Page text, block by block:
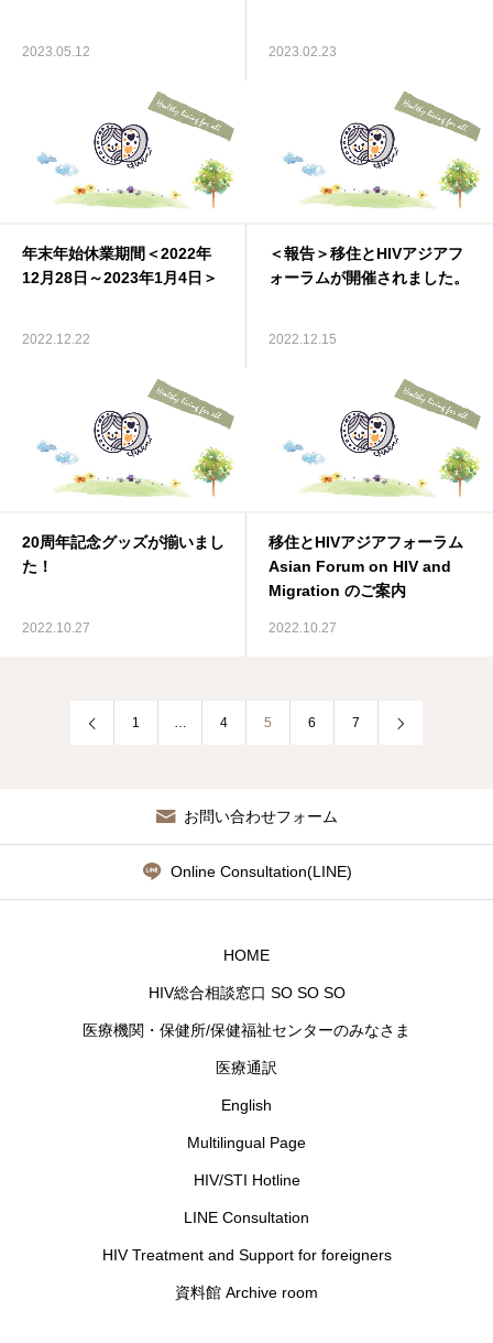
2023.05.12 2023.02.23
年末年始休業期間＜2022年
12月28日～2023年1月4日＞
2022.12.22
＜報告＞移住とHIVアジアフ
ォーラムが開催されました。
2022.12.15
20周年記念グッズが揃いまし
た！
2022.10.27
移住とHIVアジアフォーラム
Asian Forum on HIV and
Migration のご案内
2022.10.27
1 4 5 6 7
お問い合わせフォーム
Online Consultation(LINE)
HOME
HIV総合相談窓口 SO SO SO
医療機関・保健所/保健福祉センターのみなさま
医療通訳
English
Multilingual Page
HIV/STI Hotline
LINE Consultation
HIV Treatment and Support for foreigners
資料館 Archive room